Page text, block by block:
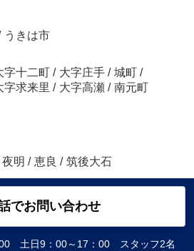
うきは市
字十二町 / 大字庄手 / 城町 /
字求来里 / 大字高瀬 / 南元町
夜明 / 恵良 / 筑後大石
でお問い合わせ
土日9：00～17：00 スタッフ2名